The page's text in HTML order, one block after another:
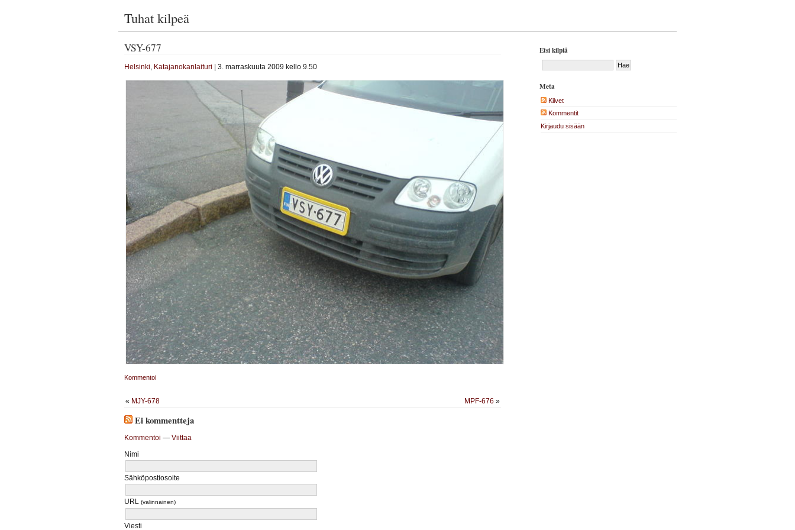
Tuhat kilpeä
VSY-677
Helsinki Katajanokanlaituri | 3. marraskuuta 2009 kello 9.50
Kommentoi
« MJY-678 MPF-676 »
Ei kommentteja
Kommentoi — Viittaa
Nimi
Sähköpostiosoite
URL (valinnainen)
Viesti
Etsi kilpiä
Meta
Kilvet
Kommentit
Kirjaudu sisään